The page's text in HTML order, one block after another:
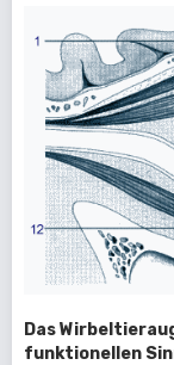
Das
funktionellen